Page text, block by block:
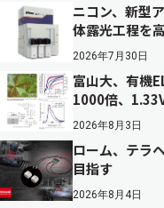
ニコン、新型
体露光工程を
2026年7月30日
富山大、有機
1000倍、
2026年8月3日
ローム、テラ
目指す
2026年8月4日